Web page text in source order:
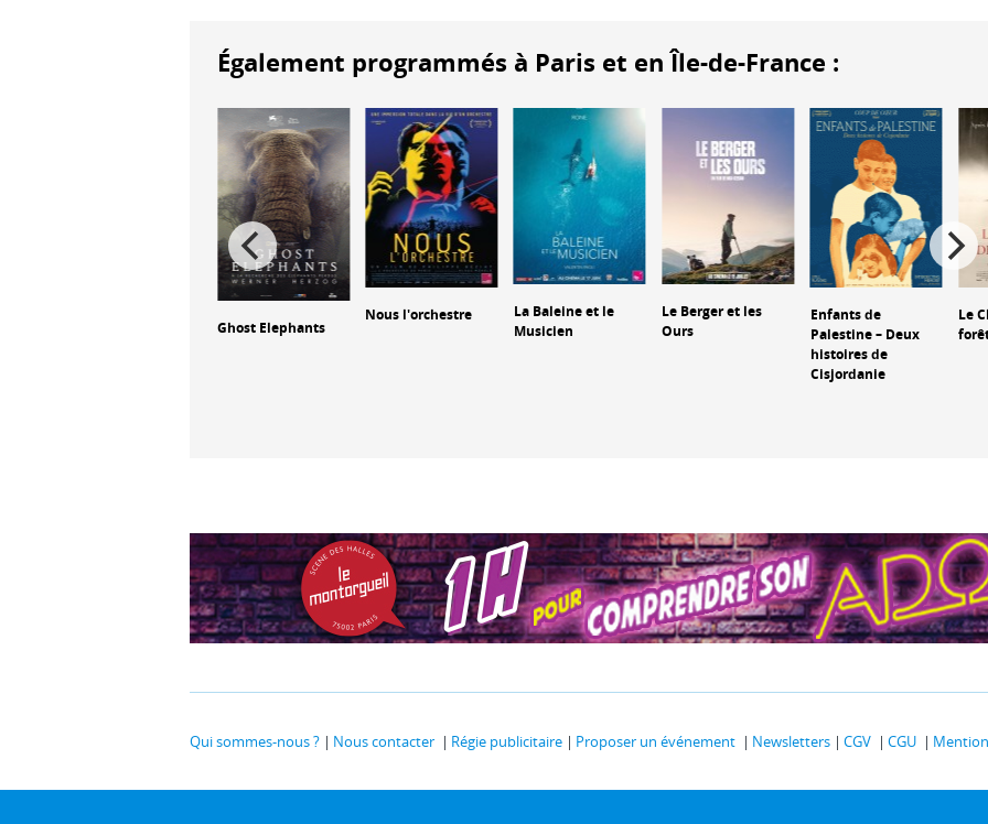
Également programmés à Paris et en Île-de-France :
Ghost Elephants
Nous l'orchestre
La Baleine et le
Musicien
Le Berger et les
Ours
Enfants de
Palestine – Deux
histoires de
Cisjordanie
Le
forêts
Qui sommes-nous ? Nous contacter Régie publicitaire Proposer un événement Newsletters CGV CGU